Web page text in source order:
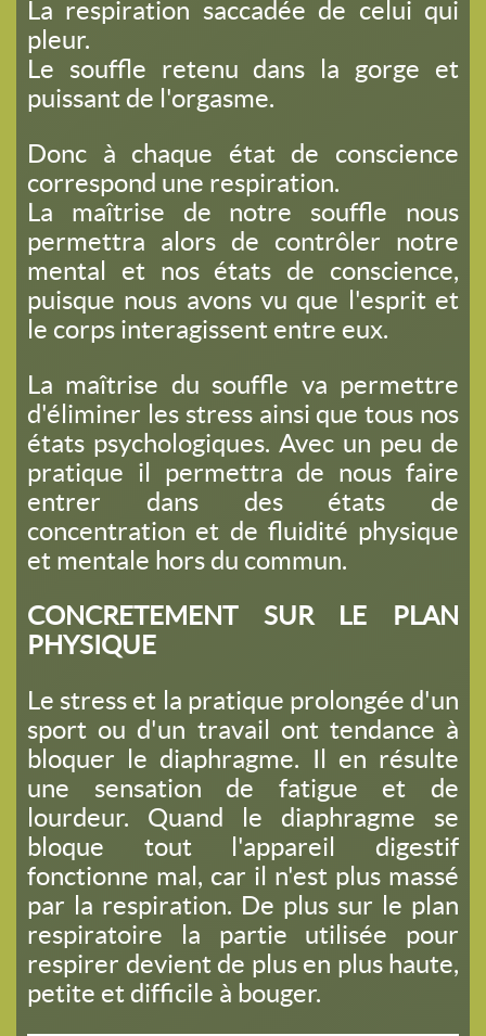
La respiration saccadée de celui qui
pleur.
Le souffle retenu dans la gorge et
puissant de l'orgasme.
Donc à chaque état de conscience
correspond une respiration.
La maîtrise de notre souffle nous
permettra alors de contrôler notre
mental et nos états de conscience,
puisque nous avons vu que l'esprit et
le corps interagissent entre eux.
La maîtrise du souffle va permettre
d'éliminer les stress ainsi que tous nos
états psychologiques. Avec un peu de
pratique il permettra de nous faire
entrer dans des états de
concentration et de fluidité physique
et mentale hors du commun.
CONCRETEMENT SUR LE PLAN
PHYSIQUE
Le stress et la pratique prolongée d'un
sport ou d'un travail ont tendance à
bloquer le diaphragme. Il en résulte
une sensation de fatigue et de
lourdeur. Quand le diaphragme se
bloque tout l'appareil digestif
fonctionne mal, car il n'est plus massé
par la respiration. De plus sur le plan
respiratoire la partie utilisée pour
respirer devient de plus en plus haute,
petite et difficile à bouger.